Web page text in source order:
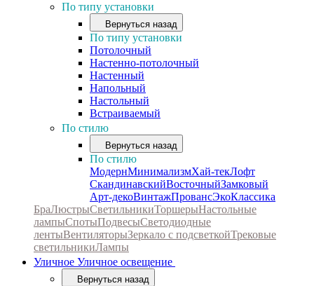
По типу установки
Вернуться назад
По типу установки
Потолочный
Настенно-потолочный
Настенный
Напольный
Настольный
Встраиваемый
По стилю
Вернуться назад
По стилю
МодернМинимализмХай-текЛофт
СкандинавскийВосточныйЗамковый
Арт-декоВинтажПровансЭкоКлассика
БраЛюстрыСветильникиТоршерыНастольные
лампыСпотыПодвесыСветодиодные
лентыВентиляторыЗеркало с подсветкойТрековые
светильникиЛампы
Уличное Уличное освещение
Вернуться назад